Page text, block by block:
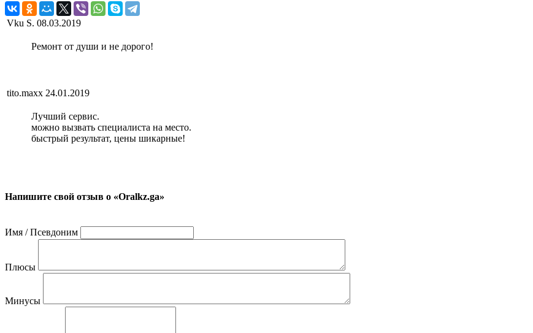
Vku S. 08.03.2019
Ремонт от души и не дорого!
tito.maxx 24.01.2019
Лучший сервис.
можно вызвать специалиста на место.
быстрый результат, цены шикарные!
Напишите свой отзыв о «Oralkz.ga»
Имя / Псевдоним
Плюсы
Минусы